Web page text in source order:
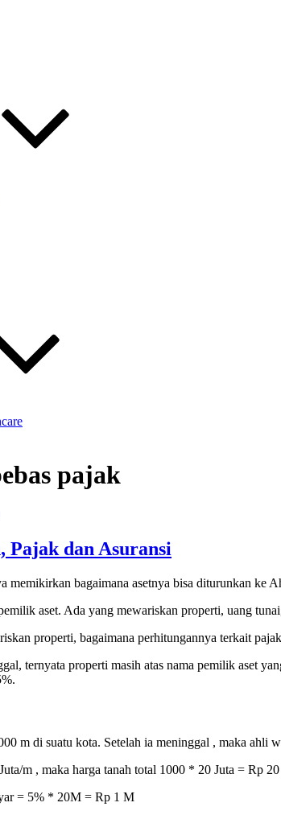
pajak
Pajak dan Asuransi
memikirkan bagaimana asetnya bisa diturunkan ke
aset. Ada yang mewariskan properti, uang
properti, bagaimana perhitungannya terkait
ternyata properti masih atas nama pemilik aset
m di suatu kota. Setelah ia meninggal , maka ahli
m , maka harga tanah total 1000 * 20 Juta = Rp
= 5% * 20M = Rp 1 M